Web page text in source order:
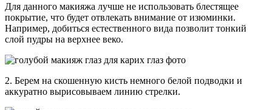
Для данного макияжа лучше не использовать блестящее
покрытие, что будет отвлекать внимание от изюминки.
Например, добиться естественного вида позволит тонкий
слой пудры на верхнее веко.
2. Берем на скошенную кисть немного белой подводки и
аккуратно вырисовываем линию стрелки.